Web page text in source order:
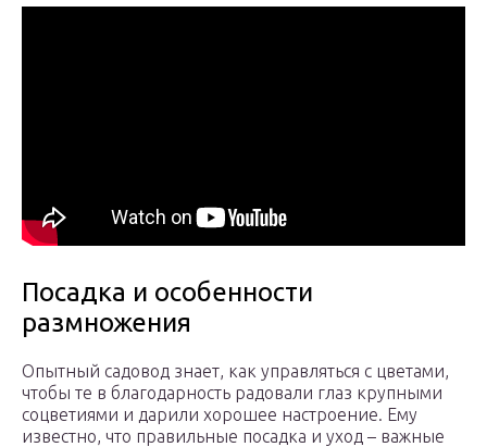
Посадка и особенности
размножения
Опытный садовод знает, как управляться с цветами,
чтобы те в благодарность радовали глаз крупными
соцветиями и дарили хорошее настроение. Ему
известно, что правильные посадка и уход – важные